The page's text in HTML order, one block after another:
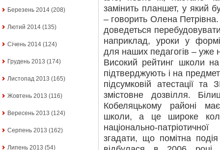
Березень 2014 (208)
Лютий 2014 (135)
Січень 2014 (124)
Грудень 2013 (174)
Листопад 2013 (165)
Жовтень 2013 (116)
Вересень 2013 (124)
Серпень 2013 (162)
Липень 2013 (54)
замінить планшет, у який
– говорить Олена Петрівна.
доведеться
наприклад, уроки у формі
для наших педагогів – уже
Високий рейтинг школи
підтверджують і на
підсумковій атестації
змістовне дозвілля.
Кобеляцькому районі
школи, а це широке
національно-
згадати, що помітна